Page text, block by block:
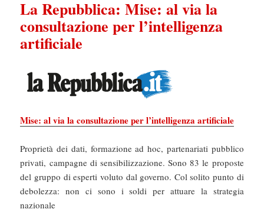
La Repubblica: Mise: al via la
consultazione per l’intelligenza
artificiale
Mise: al via la consultazione per l’intelligenza artificiale
Proprietà dei dati, formazione ad hoc, partenariati pubblico
privati, campagne di sensibilizzazione. Sono 83 le proposte
del gruppo di esperti voluto dal governo. Col solito punto di
debolezza: non ci sono i soldi per attuare la strategia
nazionale